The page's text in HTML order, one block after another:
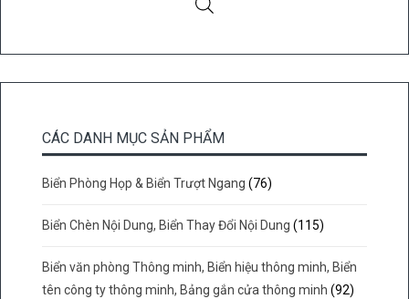
CÁC DANH MỤC SẢN PHẨM
Biển Phòng Họp & Biển Trượt Ngang (76)
Biển Chèn Nội Dung, Biển Thay Đổi Nội Dung (115)
Biển văn phòng Thông minh, Biển hiệu thông minh, Biển
tên công ty thông minh, Bảng gắn cửa thông minh (92)